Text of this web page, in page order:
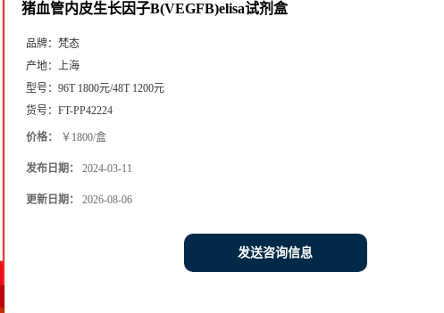
猪血管内皮生长因子B(VEGFB)elisa试剂盒
品牌： 梵态
产地： 上海
型号： 96T 1800元/48T 1200元
货号： FT-PP42224
价格： ￥1800/盒
发布日期： 2024-03-11
更新日期： 2026-08-06
发送咨询信息